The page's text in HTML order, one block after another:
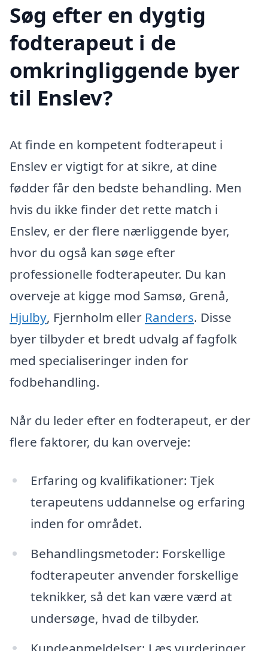
Søg efter en dygtig
fodterapeut i de
omkringliggende byer
til Enslev?
At finde en kompetent fodterapeut i
Enslev er vigtigt for at sikre, at dine
fødder får den bedste behandling. Men
hvis du ikke finder det rette match i
Enslev, er der flere nærliggende byer,
hvor du også kan søge efter
professionelle fodterapeuter. Du kan
overveje at kigge mod Samsø, Grenå,
Hjulby, Fjernholm eller Randers. Disse
byer tilbyder et bredt udvalg af fagfolk
med specialiseringer inden for
fodbehandling.
Når du leder efter en fodterapeut, er der
flere faktorer, du kan overveje:
Erfaring og kvalifikationer: Tjek
terapeutens uddannelse og erfaring
inden for området.
Behandlingsmetoder: Forskellige
fodterapeuter anvender forskellige
teknikker, så det kan være værd at
undersøge, hvad de tilbyder.